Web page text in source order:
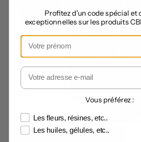
Code -20% :LECANNABISTE
Profitez d'un code spécial et
exceptionnelles sur les produits
Vous préférez :
Les fleurs, résines, etc..
Les huiles, gélules, etc..